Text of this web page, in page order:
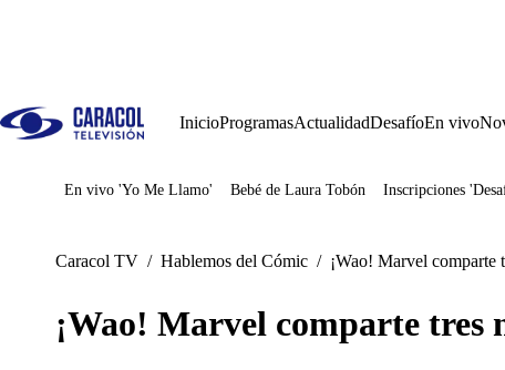
InicioProgramasActualidadDesafíoEn vivo
Juegos
En vivo 'Yo Me Llamo' Bebé de Laura Tobón Inscripciones
Caracol TV / Hablemos del Cómic / ¡Wao! Marvel comparte
¡Wao! Marvel comparte tres